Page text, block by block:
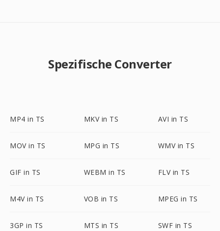
Spezifische Converter
MP4 in TS MKV in TS AVI in TS
MOV in TS MPG in TS WMV in TS
GIF in TS WEBM in TS FLV in TS
M4V in TS VOB in TS MPEG in TS
3GP in TS MTS in TS SWF in TS